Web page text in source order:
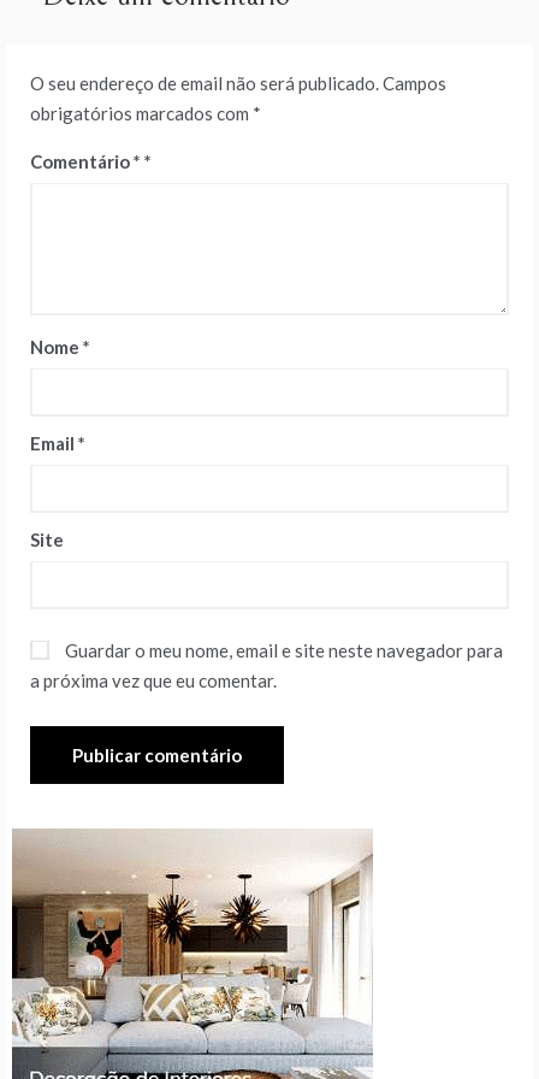
O seu endereço de email não será publicado.Campos
obrigatórios marcados com *
Comentário*
Nome *
Email *
Site
Guardar o meu nome, email e site neste navegador para
a próxima vez que eu comentar.